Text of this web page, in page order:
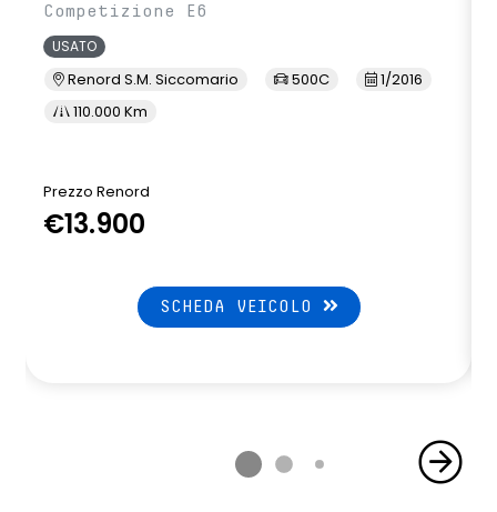
Competizione E6
USATO
Renord S.M. Siccomario 500C
1/2016
110.000 Km
Prezzo Renord
€13.900
SCHEDA VEICOLO